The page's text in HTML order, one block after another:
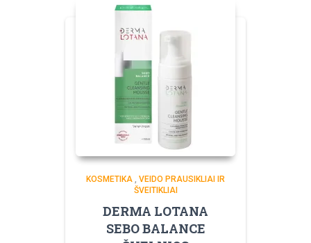
KOSMETIKA , VEIDO PRAUSIKLIAI IR
ŠVEITIKLIAI
DERMA LOTANA
SEBO BALANCE